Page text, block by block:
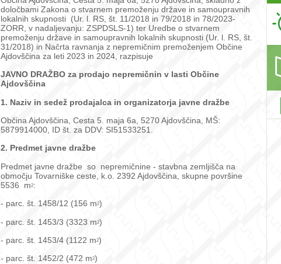
določbami Zakona o stvarnem premoženju države in samoupravnih
lokalnih skupnosti (Ur. l. RS, št. 11/2018 in 79/2018 in 78/2023-
ZORR, v nadaljevanju: ZSPDSLS-1) ter Uredbe o stvarnem
premoženju države in samoupravnih lokalnih skupnosti (Ur. l. RS, št.
31/2018) in Načrta ravnanja z nepremičnim premoženjem Občine
Ajdovščina za leti 2023 in 2024, razpisuje
JAVNO DRAŽBO za prodajo nepremičnin v lasti Občine
Ajdovščina
1. Naziv in sedež prodajalca in organizatorja javne dražbe
Občina Ajdovščina, Cesta 5. maja 6a, 5270 Ajdovščina, MŠ:
5879914000, ID št. za DDV: SI51533251.
2. Predmet javne dražbe
Predmet javne dražbe so nepremičnine - stavbna zemljišča na
območju Tovarniške ceste, k.o. 2392 Ajdovščina, skupne površine
5536 m2:
- parc. št. 1458/12 (156 m2)
- parc. št. 1453/3 (3323 m2)
- parc. št. 1453/4 (1122 m2)
- parc. št. 1452/2 (472 m2)